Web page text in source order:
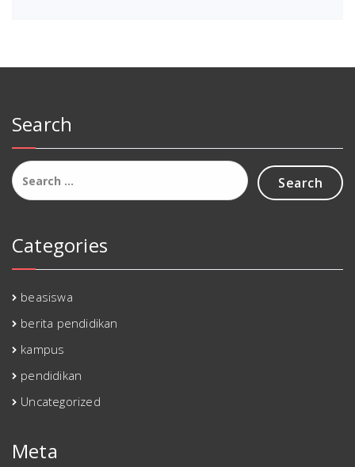
Search
Search
for:
Categories
beasiswa
berita pendidikan
kampus
pendidikan
Uncategorized
Meta